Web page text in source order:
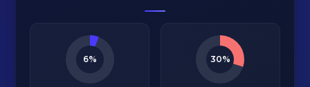
6% 30%